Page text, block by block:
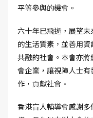
平等參與的機會。
六十年已飛逝，展望
的生活質素，並善用
共融的社會。本會亦
會企業，讓視障人士
作，貢獻社會。
香港盲人輔導會感謝